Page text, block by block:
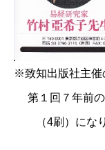
※致知出版社主催
第１回７年前の
（4刷）になり